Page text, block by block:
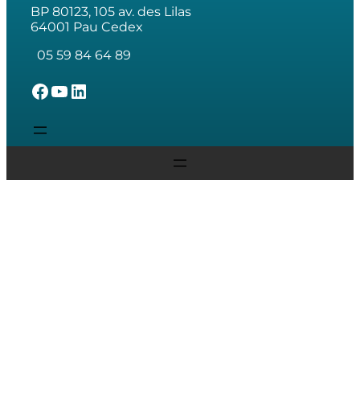
BP 80123, 105 av. des Lilas
64001 Pau Cedex
05 59 84 64 89
L'Adapei des Pyrénées-Atlantiques sur Facebook
L'Adapei des Pyrénées-Atlantiques sur Youtube
L'Adapei des Pyrénées-Atlantiques sur Linkedin